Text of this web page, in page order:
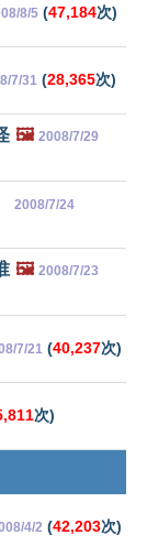
8/5 (47,184次)
7/31 (28,365次)
🖼️ 2008/7/29
2008/7/24
🖼️ 2008/7/23
7/21 (40,237次)
次)
4/2 (42,203次)